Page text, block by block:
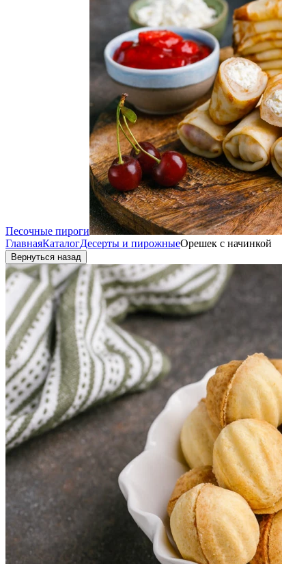
Песочные пироги
ГлавнаяКаталогДесерты и пирожныеОрешек с начинкой
Вернуться назад